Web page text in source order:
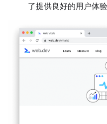
了提供良好的用户体